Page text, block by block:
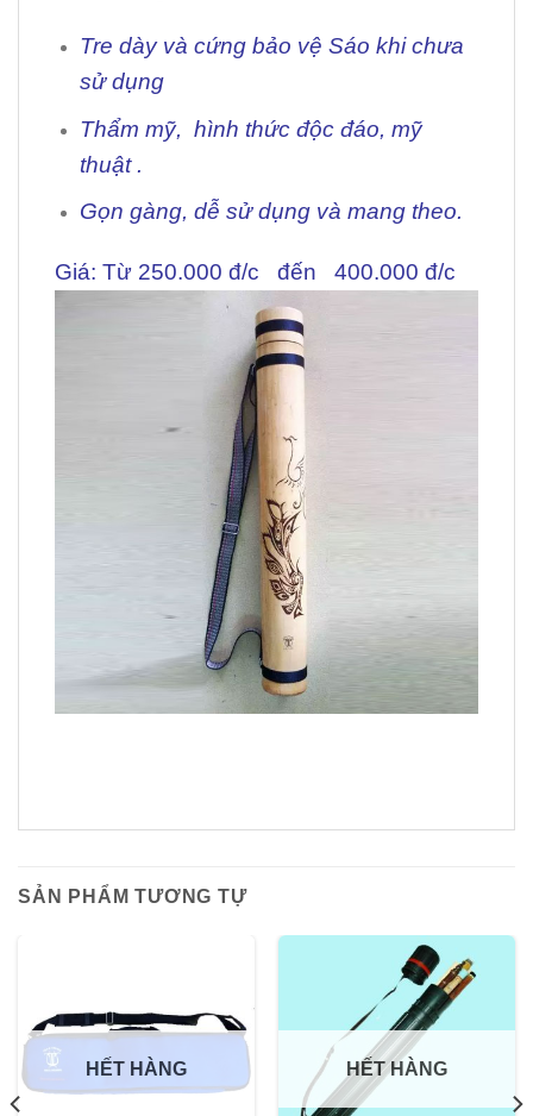
Tre dày và cứng bảo vệ Sáo khi chưa
sử dụng
Thẩm mỹ, hình thức độc đáo, mỹ
thuật .
Gọn gàng, dễ sử dụng và mang theo.
Giá: Từ 250.000 đ/c đến 400.000 đ/c
SẢN PHẨM TƯƠNG TỰ
HẾT HÀNG HẾT HÀNG